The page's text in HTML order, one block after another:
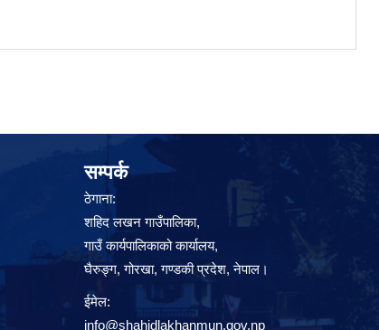
सम्पर्क
ठेगाना:
शहिद लखन गाउँपालिका,
गाउँ कार्यपालिकाको कार्यालय,
घैरुङ्ग, गोरखा, गण्डकी प्रदेश, नेपाल।
ईमेल:
info@shahidlakhanmun.gov.np